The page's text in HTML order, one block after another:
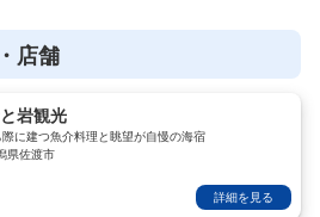
店舗
岩観光
に建つ魚介料理と眺望が自慢の海宿
県佐渡市
詳細を見る